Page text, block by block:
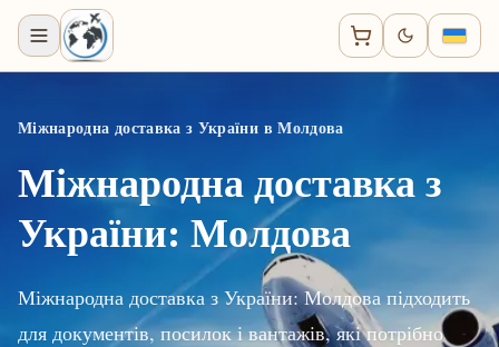
Міжнародна доставка з України в Молдова
Міжнародна доставка з
України: Молдова
Міжнародна доставка з України: Молдова підходить
для документів, посилок і вантажів, які потрібно